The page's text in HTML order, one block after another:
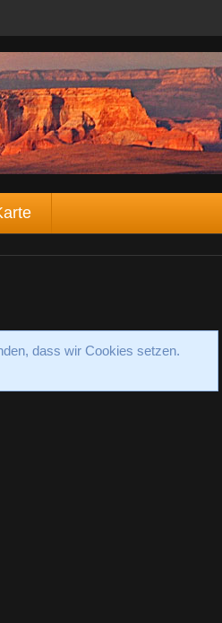
dass wir Cookies setzen.